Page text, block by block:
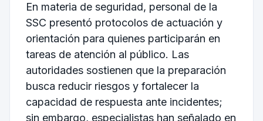
En materia de seguridad, personal de la
SSC presentó protocolos de actuación y
orientación para quienes participarán en
tareas de atención al público. Las
autoridades sostienen que la preparación
busca reducir riesgos y fortalecer la
capacidad de respuesta ante incidentes;
sin embargo, especialistas han señalado en